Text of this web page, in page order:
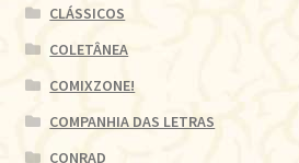
CLÁSSICOS
COLETÂNEA
COMIXZONE!
COMPANHIA DAS LETRAS
CONRAD